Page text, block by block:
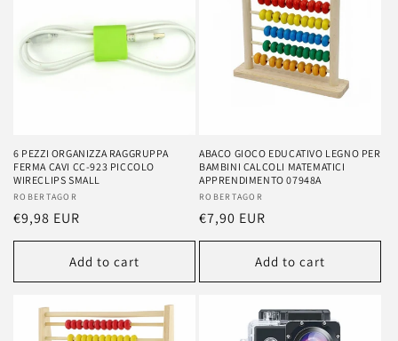
6 PEZZI ORGANIZZA RAGGRUPPA
FERMA CAVI CC-923 PICCOLO
WIRECLIPS SMALL
Vendor:
ROBERTAGOR
Regular
price
€9,98 EUR
Add to cart
ABACO GIOCO EDUCATIVO LEGNO PER
BAMBINI CALCOLI MATEMATICI
APPRENDIMENTO 07948A
Vendor:
ROBERTAGOR
Regular
price
€7,90 EUR
Add to cart